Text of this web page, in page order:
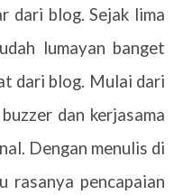
dari blog. Sejak lima
lumayan banget
dari blog. Mulai dari
dan kerjasama
Dengan menulis di
rasanya pencapaian